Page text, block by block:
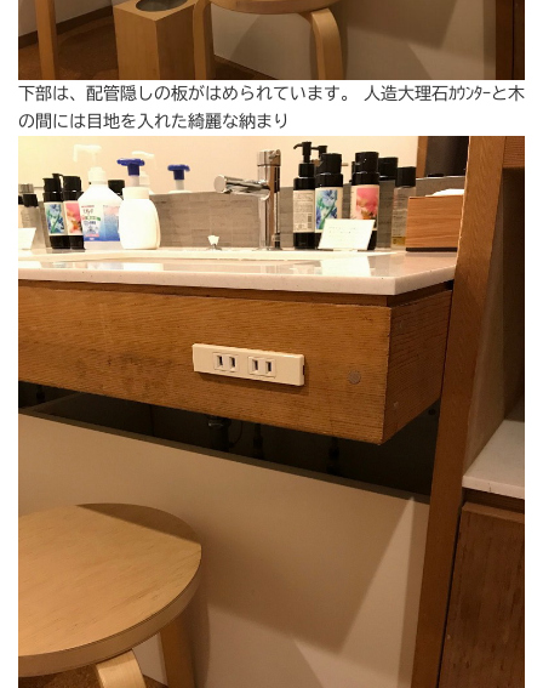
下部は、配管隠しの板がはめられています。 人造大理石ｶｳﾝﾀｰと木
の間には目地を入れた綺麗な納まり